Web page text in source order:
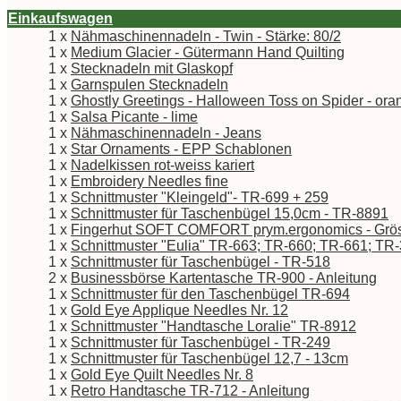
Einkaufswagen
1 x Nähmaschinennadeln - Twin - Stärke: 80/2
1 x Medium Glacier - Gütermann Hand Quilting
1 x Stecknadeln mit Glaskopf
1 x Garnspulen Stecknadeln
1 x Ghostly Greetings - Halloween Toss on Spider -
1 x Salsa Picante - lime
1 x Nähmaschinennadeln - Jeans
1 x Star Ornaments - EPP Schablonen
1 x Nadelkissen rot-weiss kariert
1 x Embroidery Needles fine
1 x Schnittmuster "Kleingeld"- TR-699 + 259
1 x Schnittmuster für Taschenbügel 15,0cm - TR-8891
1 x Fingerhut SOFT COMFORT prym.ergonomics -
1 x Schnittmuster "Eulia" TR-663; TR-660; TR-661;
1 x Schnittmuster für Taschenbügel - TR-518
2 x Businessbörse Kartentasche TR-900 - Anleitung
1 x Schnittmuster für den Taschenbügel TR-694
1 x Gold Eye Applique Needles Nr. 12
1 x Schnittmuster "Handtasche Loralie" TR-8912
1 x Schnittmuster für Taschenbügel - TR-249
1 x Schnittmuster für Taschenbügel 12,7 - 13cm
1 x Gold Eye Quilt Needles Nr. 8
1 x Retro Handtasche TR-712 - Anleitung